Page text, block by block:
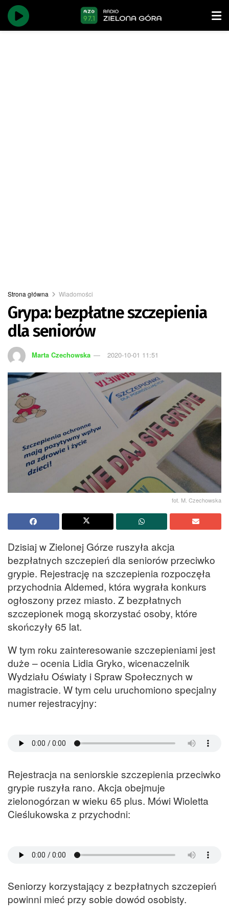
Strona główna Wiadomości
Grypa: bezpłatne szczepienia
dla seniorów
Marta Czechowska 2020-10-01 11:51
fot. M. Czechowska
Dzisiaj w Zielonej Górze ruszyła akcja
bezpłatnych szczepień dla seniorów przeciwko
grypie. Rejestrację na szczepienia rozpoczęła
przychodnia Aldemed, która wygrała konkurs
ogłoszony przez miasto. Z bezpłatnych
szczepionek mogą skorzystać osoby, które
skończyły 65 lat.
W tym roku zainteresowanie szczepieniami jest
duże – ocenia Lidia Gryko, wicenaczelnik
Wydziału Oświaty i Spraw Społecznych w
magistracie. W tym celu uruchomiono specjalny
numer rejestracyjny:
Rejestracja na seniorskie szczepienia przeciwko
grypie ruszyła rano. Akcja obejmuje
zielonogórzan w wieku 65 plus. Mówi Wioletta
Cieślukowska z przychodni:
Seniorzy korzystający z bezpłatnych szczepień
powinni mieć przy sobie dowód osobisty.